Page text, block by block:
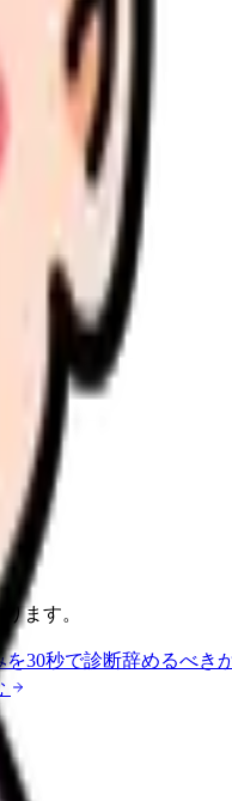
ます。
を30秒で診断辞めるべき